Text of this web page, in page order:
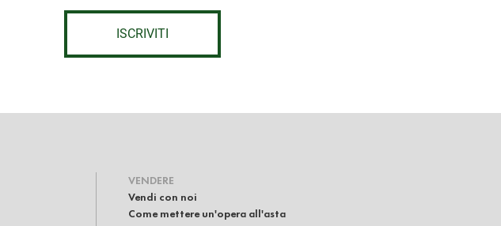
ISCRIVITI
VENDERE
Vendi con noi
Come mettere un'opera all'asta